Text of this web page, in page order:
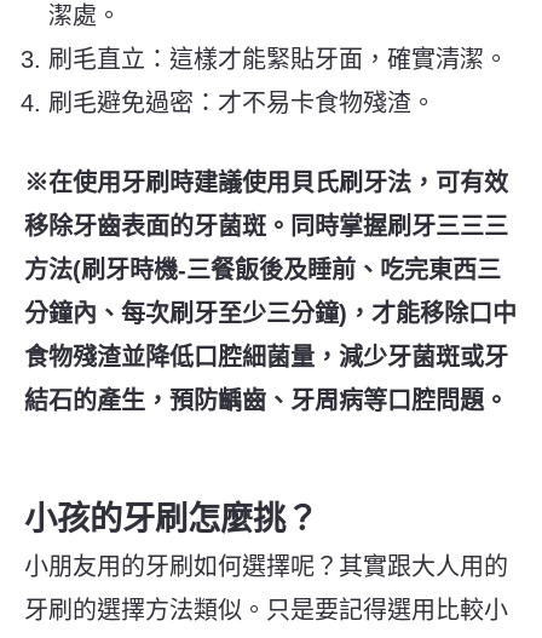
潔處。
刷毛直立：這樣才能緊貼牙面，確實清潔。
刷毛避免過密：才不易卡食物殘渣。
※在使用牙刷時建議使用貝氏刷牙法，可有效
移除牙齒表面的牙菌斑。同時掌握刷牙三三三
方法(刷牙時機-三餐飯後及睡前、吃完東西三
分鐘內、每次刷牙至少三分鐘)，才能移除口中
食物殘渣並降低口腔細菌量，減少牙菌斑或牙
結石的產生，預防齲齒、牙周病等口腔問題。
小孩的牙刷怎麼挑？
小朋友用的牙刷如何選擇呢？其實跟大人用的
牙刷的選擇方法類似。只是要記得選用比較小